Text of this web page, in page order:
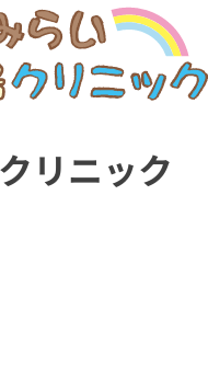
リニック